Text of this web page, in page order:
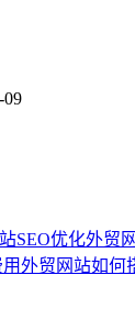
09
SEO优化外贸
外贸网站如何